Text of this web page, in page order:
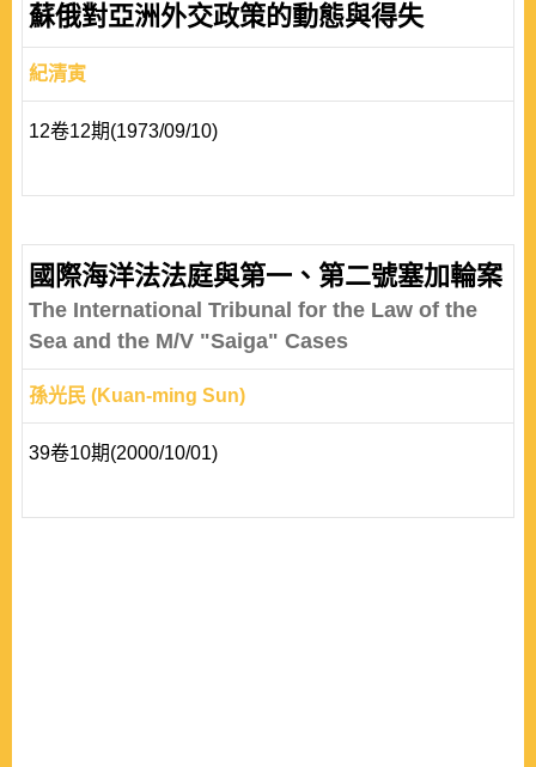
蘇俄對亞洲外交政策的動態與得失
紀清寅
12卷12期(1973/09/10)
國際海洋法法庭與第一、第二號塞加輪案
The International Tribunal for the Law of the
Sea and the M/V "Saiga" Cases
孫光民 (Kuan-ming Sun)
39卷10期(2000/10/01)